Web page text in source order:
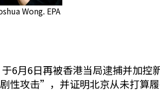
Wong. EPA
6月6日再被香港当局逮捕并加控
性攻击”，并证明北京从未打算